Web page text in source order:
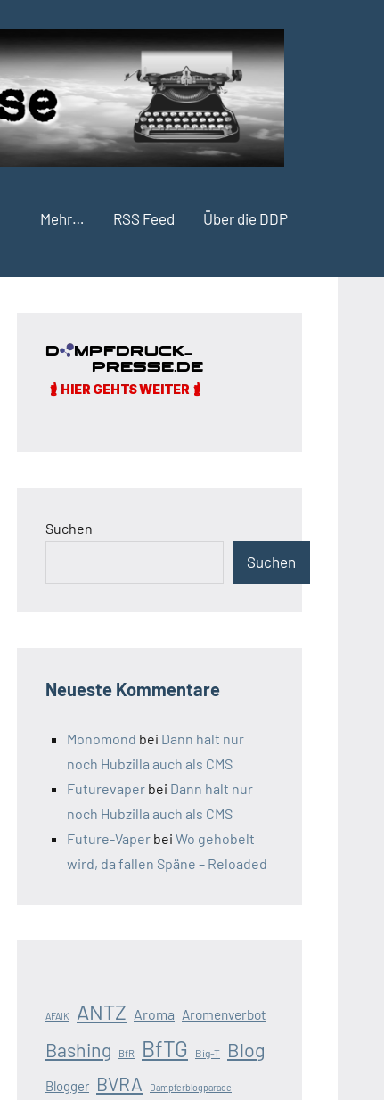
Mehr… RSS Feed Über die DDP
Suchen
Suchen
Neueste Kommentare
Monomond bei Dann halt nur
noch Hubzilla auch als CMS
Futurevaper bei Dann halt nur
noch Hubzilla auch als CMS
Future-Vaper bei Wo gehobelt
wird, da fallen Späne – Reloaded
AFAIK ANTZ Aroma Aromenverbot
Bashing BfR BfTG Big-T Blog
Blogger BVRA Dampferblogparade